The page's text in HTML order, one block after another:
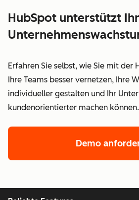
HubSpot unterstützt Ihr
Erfahren Sie selbst, wie Sie mit der
Ihre Teams besser vernetzen, Ihre
individueller gestalten und Ihr
kundenorientierter machen können.
Demo